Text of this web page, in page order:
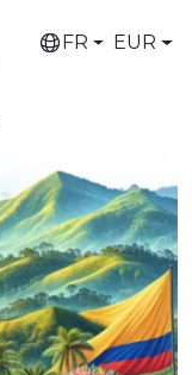
FR EUR